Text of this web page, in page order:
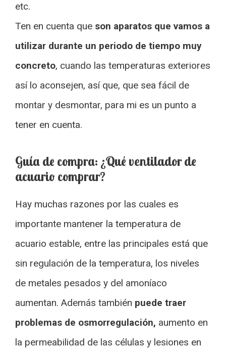
etc.
Ten en cuenta que son aparatos que vamos a
utilizar durante un periodo de tiempo muy
concreto, cuando las temperaturas exteriores
así lo aconsejen, así que, que sea fácil de
montar y desmontar, para mi es un punto a
tener en cuenta.
Guía de compra: ¿Qué ventilador de
acuario comprar?
Hay muchas razones por las cuales es
importante mantener la temperatura de
acuario estable, entre las principales está que
sin regulación de la temperatura, los niveles
de metales pesados y del amoníaco
aumentan. Además también puede traer
problemas de osmorregulación, aumento en
la permeabilidad de las células y lesiones en